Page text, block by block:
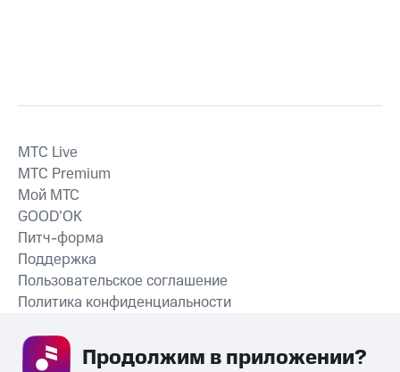
СКАЧАТЬ ПРИЛОЖЕНИЕ
MTС Live
MTС Premium
Мой МТС
GOOD’OK
Питч-форма
Поддержка
Пользовательское соглашение
Политика конфиденциальности